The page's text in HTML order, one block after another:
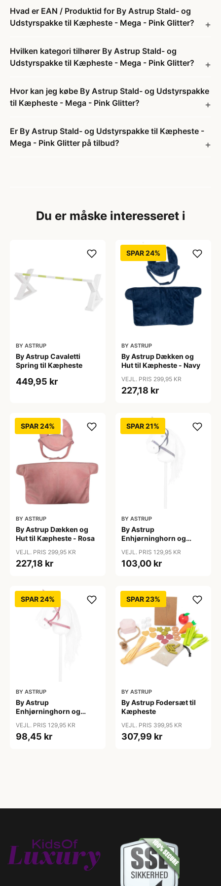
Hvad er EAN / Produktid for By Astrup Stald- og
Udstyrspakke til Kæpheste - Mega - Pink Glitter?
Hvilken kategori tilhører By Astrup Stald- og
Udstyrspakke til Kæpheste - Mega - Pink Glitter?
Hvor kan jeg købe By Astrup Stald- og Udstyrspakke
til Kæpheste - Mega - Pink Glitter?
Er By Astrup Stald- og Udstyrspakke til Kæpheste -
Mega - Pink Glitter på tilbud?
Du er måske interesseret i
BY ASTRUP
By Astrup Cavaletti
Spring til Kæpheste
449,95 kr
SPAR 24%
BY ASTRUP
By Astrup Dækken og
Hut til Kæpheste - Navy
VEJL. PRIS 299,95 KR
227,18 kr
SPAR 24%
BY ASTRUP
By Astrup Dækken og
Hut til Kæpheste - Rosa
VEJL. PRIS 299,95 KR
227,18 kr
SPAR 21%
BY ASTRUP
By Astrup
Enhjørninghorn og
VEJL. PRIS 129,95 KR
103,00 kr
SPAR 24%
BY ASTRUP
By Astrup
Enhjørninghorn og
VEJL. PRIS 129,95 KR
98,45 kr
SPAR 23%
BY ASTRUP
By Astrup Fodersæt til
Kæpheste
VEJL. PRIS 399,95 KR
307,99 kr